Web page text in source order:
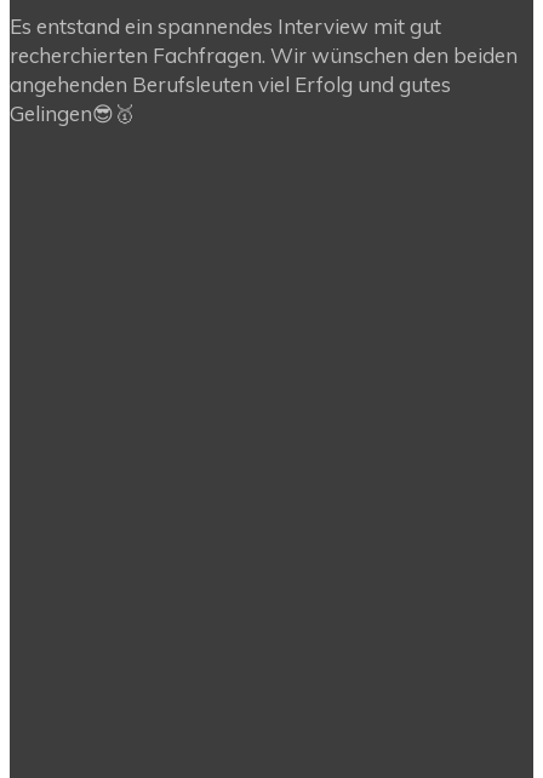
Es entstand ein spannendes Interview mit gut
recherchierten Fachfragen. Wir wünschen den beiden
angehenden Berufsleuten viel Erfolg und gutes
Gelingen😎🥇